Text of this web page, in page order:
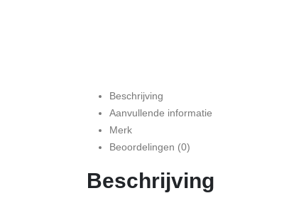
Beschrijving
Aanvullende informatie
Merk
Beoordelingen (0)
Beschrijving